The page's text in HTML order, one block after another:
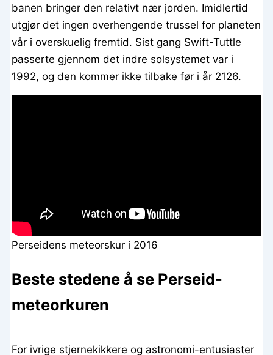
banen bringer den relativt nær jorden. Imidlertid
utgjør det ingen overhengende trussel for planeten
vår i overskuelig fremtid. Sist gang Swift-Tuttle
passerte gjennom det indre solsystemet var i
1992, og den kommer ikke tilbake før i år 2126.
Perseidens meteorskur i 2016
Beste stedene å se Perseid-
meteorkuren
For ivrige stjernekikkere og astronomi-entusiaster